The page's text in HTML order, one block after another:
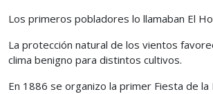
Los primeros pobladores lo llamaban El
La protección natural de los vientos
clima benigno para distintos cultivos.
En 1886 se organizo la primer Fiesta de la